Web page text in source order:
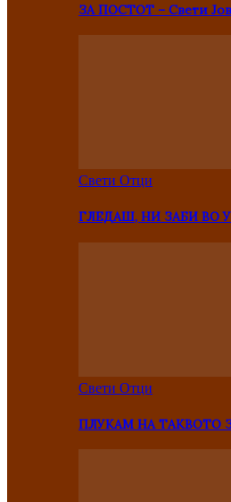
ЗА ПОСТОТ – Свети
Свети Отци
ГЛЕДАШ, НИ ЗАБИ ВО
Свети Отци
ПЛУКАМ НА ТАКВОТО